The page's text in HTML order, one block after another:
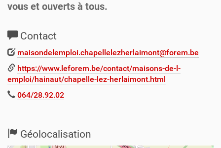
vous et ouverts à tous.
Contact
maisondelemploi.chapellelezherlaimont@forem.be
https://www.leforem.be/contact/maisons-de-l-
emploi/hainaut/chapelle-lez-herlaimont.html
064/28.92.02
Géolocalisation